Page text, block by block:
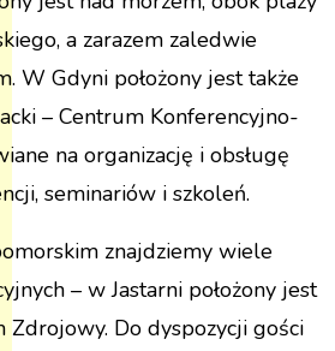
a zarazem zaledwie
W Gdyni położony jest także
– Centrum Konferencyjno-
na organizację i obsługę
seminariów i szkoleń.
znajdziemy wiele
– w Jastarni położony jest
Zdrojowy. Do dyspozycji gości